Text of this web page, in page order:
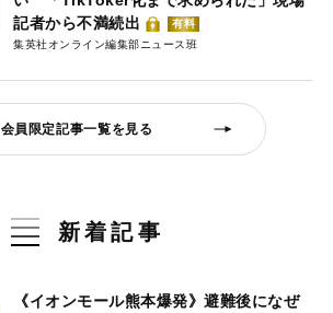
記者から不満続出
有料
集英社オンライン編集部ニュース班
会員限定記事一覧を見る
新着記事
《イオンモール熊本爆発》避難後になぜ